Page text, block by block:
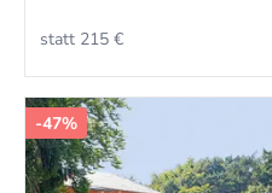
statt 215 €
-47%